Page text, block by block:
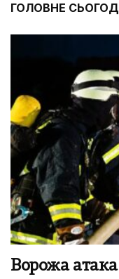
ГОЛОВНЕ
Ворожа